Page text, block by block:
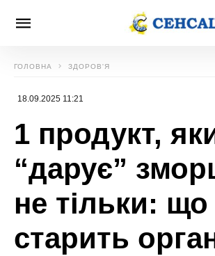
ГОЛОВНА ЗДОРОВ'Я
18.09.2025 11:21
1 продукт,
“дарує”
не тільки: що
старить